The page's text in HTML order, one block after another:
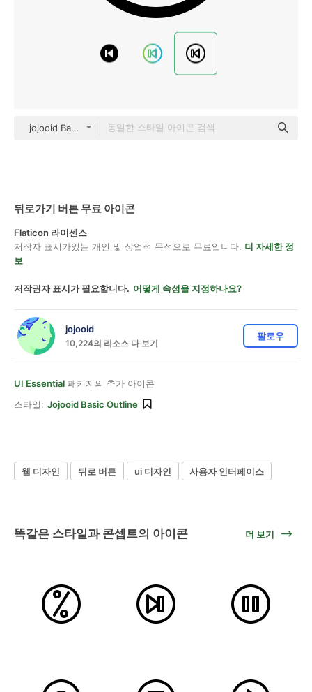
jojooid Basic Outline
뒤로가기 버튼 무료 아이콘
Flaticon 라이센스
저작자 표시가있는 개인 및 상업적 목적으로 무료입니다. 더 자세한 정
보
저작권자 표시가 필요합니다. 어떻게 속성을 지정하나요?
jojooid
10,224의 리소스 다 보기
팔로우
UI Essential 패키지의 추가 아이콘
스타일: Jojooid Basic Outline
웹 디자인 뒤로 버튼 ui 디자인 사용자 인터페이스
똑같은 스타일과 콘셉트의 아이콘 더 보기